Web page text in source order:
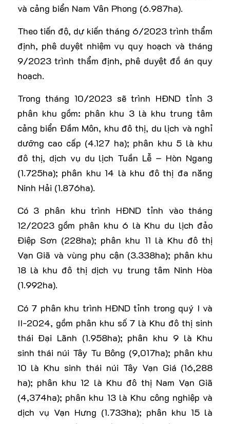
và cảng biển Nam Vân Phong (6.987ha).
Theo tiến độ, dự kiến tháng 6/2023 trình thẩm
định, phê duyệt nhiệm vụ quy hoạch và tháng
9/2023 trình thẩm định, phê duyệt đồ án quy
hoạch.
Trong tháng 10/2023 sẽ trình HĐND tỉnh 3
phân khu gồm: phân khu 3 là khu trung tâm
cảng biển Đầm Môn, khu đô thị, du lịch và nghỉ
dưỡng cao cấp (4.127 ha); phân khu 5 là khu
đô thị, dịch vụ du lịch Tuần Lễ – Hòn Ngang
(1.725ha); phân khu 14 là khu đô thị đa năng
Ninh Hải (1.876ha).
Có 3 phân khu trình HĐND tỉnh vào tháng
12/2023 gồm phân khu 6 là Khu du lịch đảo
Điệp Sơn (228ha); phân khu 11 là Khu đô thị
Vạn Giã và vùng phụ cận (3.338ha); phân khu
18 là khu đô thị dịch vụ trung tâm Ninh Hòa
(1.992ha).
Có 7 phân khu trình HĐND tỉnh trong quý I và
II-2024, gồm phân khu số 7 là Khu đô thị sinh
thái Đại Lãnh (1.958ha); phân khu 9 là Khu
sinh thái núi Tây Tu Bông (9,017ha); phân khu
10 là Khu sinh thái núi Tây Vạn Giá (16,288
ha); phân khu 12 là Khu đô thị Nam Vạn Giã
(4,374ha); phân khu 13 là Khu công nghiệp và
dịch vụ Vạn Hưng (1.733ha); phân khu 15 là